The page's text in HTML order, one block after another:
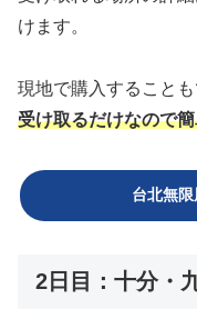
けます。
現地で購入することも
受け取るだけなので
台北無
2日目：十分・